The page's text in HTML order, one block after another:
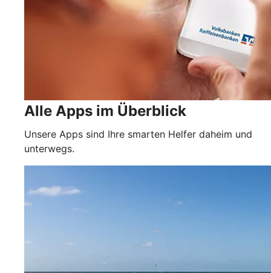
Alle Apps im Überblick
Unsere Apps sind Ihre smarten Helfer daheim und
unterwegs.